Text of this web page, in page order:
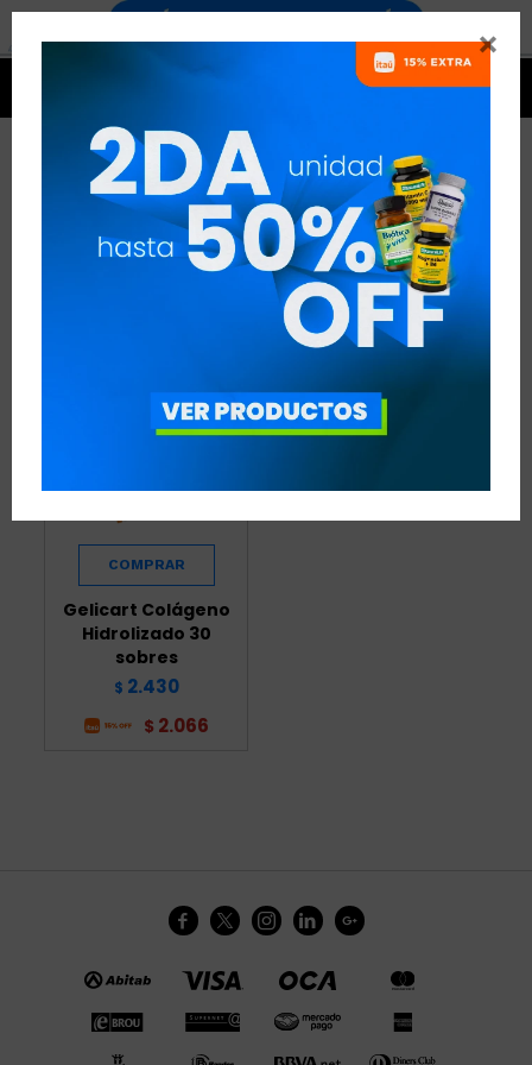

PRODUCTOS GELICART
RECOMENDADOS
Gelicart Colágeno
Hidrolizado 30
sobres
$ 2.430
$ 2.066
    